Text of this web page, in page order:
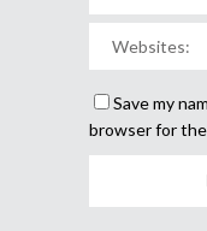
Save my
browser for